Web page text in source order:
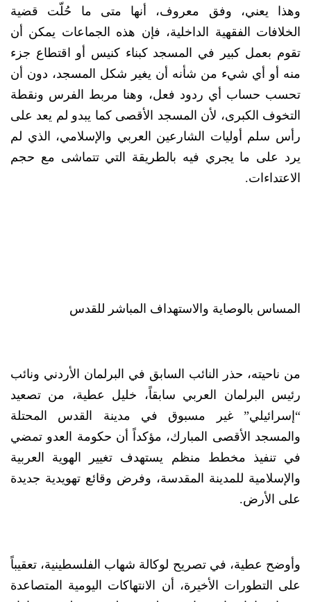
وهذا يعني، وفق معروف، أنها متى ما حُلّت قضية
الخلافات الفقهية الداخلية، فإن هذه الجماعات يمكن أن
تقوم بعمل كبير في المسجد كبناء كنيس أو اقتطاع جزء
منه أو أي شيء من شأنه أن يغير شكل المسجد، دون أن
تحسب حساب أي ردود فعل، وهنا مربط الفرس ونقطة
التخوف الكبرى، لأن المسجد الأقصى كما يبدو لم يعد على
رأس سلم أوليات الشارعين العربي والإسلامي، الذي لم
يرد على ما يجري فيه بالطريقة التي تتماشى مع حجم
الاعتداءات.
المساس بالوصاية والاستهداف المباشر للقدس
من ناحيته، حذر النائب السابق في البرلمان الأردني ونائب
رئيس البرلمان العربي سابقاً، خليل عطية، من تصعيد
“إسرائيلي” غير مسبوق في مدينة القدس المحتلة
والمسجد الأقصى المبارك، مؤكداً أن حكومة العدو تمضي
في تنفيذ مخطط منظم يستهدف تغيير الهوية العربية
والإسلامية للمدينة المقدسة، وفرض وقائع تهويدية جديدة
على الأرض.
وأوضح عطية، في تصريح لوكالة شهاب الفلسطينية، تعقيباً
على التطورات الأخيرة، أن الانتهاكات اليومية المتصاعدة